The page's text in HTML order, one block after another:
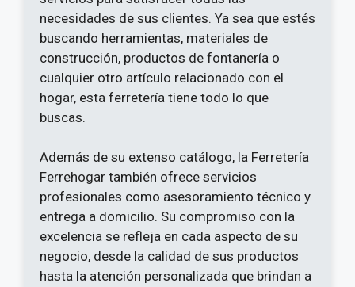
necesidades de sus clientes. Ya sea que estés
buscando herramientas, materiales de
construcción, productos de fontanería o
cualquier otro artículo relacionado con el
hogar, esta ferretería tiene todo lo que
buscas.
Además de su extenso catálogo, la Ferretería
Ferrehogar también ofrece servicios
profesionales como asesoramiento técnico y
entrega a domicilio. Su compromiso con la
excelencia se refleja en cada aspecto de su
negocio, desde la calidad de sus productos
hasta la atención personalizada que brindan a